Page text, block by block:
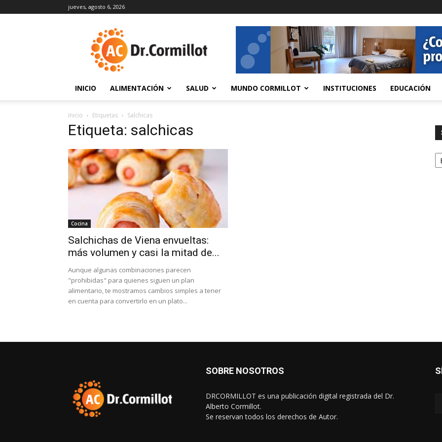
jueves, agosto 6, 2026
INICIO ALIMENTACIÓN SALUD MUNDO CORMILLOT INSTITUCIONES EDUCACIÓN
Inicio Etiquetas Salchicas
Etiqueta: salchicas
Cocina
Salchichas de Viena envueltas:
más volumen y casi la mitad de...
Aunque algunas combinaciones parecen
"prohibidas" para quienes siguen un plan
alimentario, te mostramos cambios simples a tener
en cuenta para convertirlo en un plato...
SOBRE NOSOTROS
DRCORMILLOT es una publicación digital registrada del Dr.
Alberto Cormillot.
Se reservan todos los derechos de Autor.